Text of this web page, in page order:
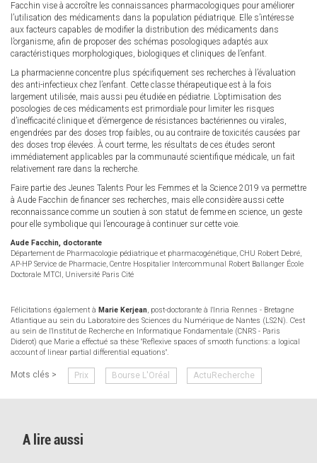
Facchin vise à accroître les connaissances pharmacologiques pour améliorer
l’utilisation des médicaments dans la population pédiatrique. Elle s’intéresse
aux facteurs capables de modifier la distribution des médicaments dans
l’organisme, afin de proposer des schémas posologiques adaptés aux
caractéristiques morphologiques, biologiques et cliniques de l’enfant.
La pharmacienne concentre plus spécifiquement ses recherches à l’évaluation
des anti-infectieux chez l’enfant. Cette classe thérapeutique est à la fois
largement utilisée, mais aussi peu étudiée en pédiatrie. L’optimisation des
posologies de ces médicaments est primordiale pour limiter les risques
d’inefficacité clinique et d’émergence de résistances bactériennes ou virales,
engendrées par des doses trop faibles, ou au contraire de toxicités causées par
des doses trop élevées. À court terme, les résultats de ces études seront
immédiatement applicables par la communauté scientifique médicale, un fait
relativement rare dans la recherche.
Faire partie des Jeunes Talents Pour les Femmes et la Science 2019 va permettre
à Aude Facchin de financer ses recherches, mais elle considère aussi cette
reconnaissance comme un soutien à son statut de femme en science, un geste
pour elle symbolique qui l’encourage à continuer sur cette voie.
Aude Facchin, doctorante
Département de Pharmacologie pédiatrique et pharmacogénétique, CHU Robert Debré,
AP-HP Service de Pharmacie, Centre Hospitalier Intercommunal Robert Ballanger École
Doctorale MTCI, Université Paris Cité
Félicitations également à Marie Kerjean, post-doctorante à l'Inria Rennes - Bretagne
Atlantique au sein du Laboratoire des Sciences du Numérique de Nantes (LS2N). C'est
au sein de l'Institut de Recherche en Informatique Fondamentale (CNRS - Paris
Diderot) que Marie a effectué sa thèse "Reflexive spaces of smooth functions: a logical
account of linear partial differential equations".
Mots clés > Prix Bourse L'Oréal ActuRecherche
A lire aussi